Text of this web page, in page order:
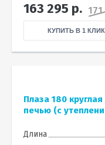
163 295 р.
КУПИТЬ В 1 КЛИК
Плаза 180
печью (с
Длина